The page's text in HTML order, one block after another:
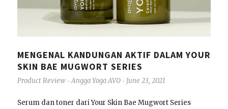
MENGENAL KANDUNGAN AKTIF DALAM YOUR
SKIN BAE MUGWORT SERIES
Product Review - Angga Yoga AVO - June 23, 2021
Serum dan toner dari Your Skin Bae Mugwort Series